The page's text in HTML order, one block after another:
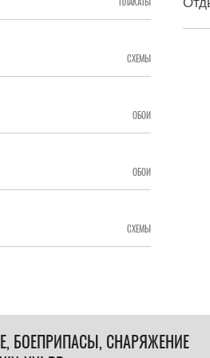
СХЕМЫ
ОБОИ
ОБОИ
СХЕМЫ
БОЕПРИПАСЫ, СНАРЯЖЕНИЕ